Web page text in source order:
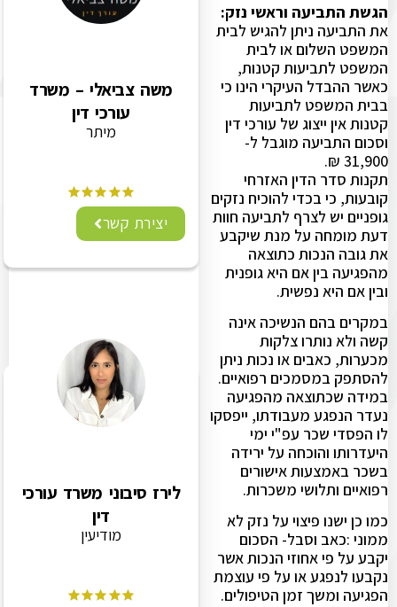
הגשת התביעה וראשי נזק:
את התביעה ניתן להגיש לבית
המשפט השלום או לבית
המשפט לתביעות קטנות,
כאשר ההבדל העיקרי הינו כי
בבית המשפט לתביעות
קטנות אין ייצוג של עורכי דין
וסכום התביעה מוגבל ל-
31,900 ₪.
תקנות סדר הדין האזרחי
קובעות, כי בכדי להוכיח נזקים
גופניים יש לצרף לתביעה חוות
דעת מומחה על מנת שיקבע
את גובה הנכות כתוצאה
מהפגיעה בין אם היא גופנית
ובין אם היא נפשית.
במקרים בהם הנשיכה אינה
קשה ולא נותרו צלקות
מכערות, כאבים או נכות ניתן
להסתפק במסמכים רפואיים.
במידה שכתוצאה מהפגיעה
נעדר הנפגע מעבודתו, ייפסקו
לו הפסדי שכר עפ"י ימי
היעדרותו והוכחה על ירידה
בשכר באמצעות אישורים
רפואיים ותלושי משכרות.
כמו כן ישנו פיצוי על נזק לא
ממוני :כאב וסבל- הסכום
יקבע על פי אחוזי הנכות אשר
נקבעו לנפגע או על פי עוצמת
הפגיעה ומשך זמן הטיפולים.
משה צביאלי – משרד
עורכי דין
מיתר
יצירת קשר
לירז סיבוני משרד עורכי
דין
מודיעין